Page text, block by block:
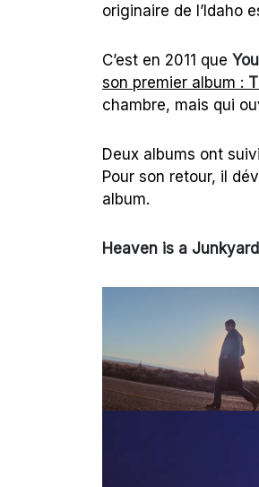
originaire de l’Idaho
C’est en 2011 que
son premier album :
chambre, mais qui
Deux albums ont
Pour son retour, il
album.
Heaven is a Junkyard